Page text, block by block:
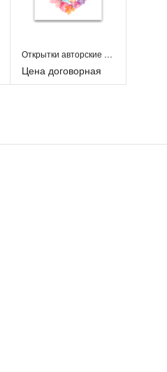
Открытки авторские 8 х 8 см
Цена договорная